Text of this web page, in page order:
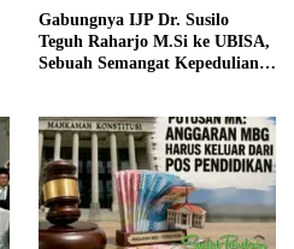
Gabungnya IJP Dr. Susilo
Teguh Raharjo M.Si ke UBISA,
Sebuah Semangat Kepedulian